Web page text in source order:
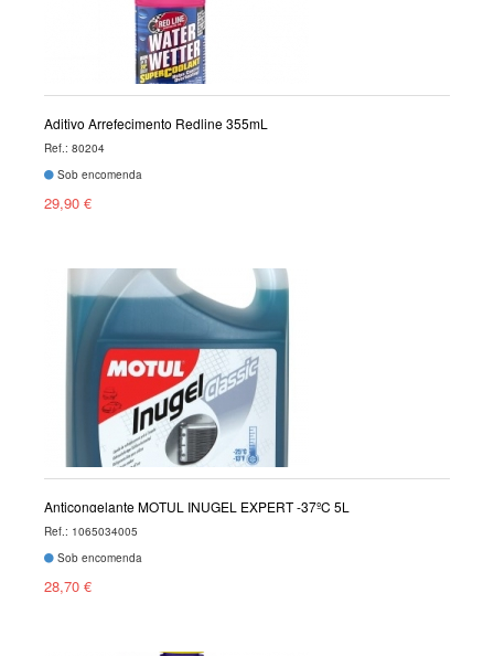
Aditivo Arrefecimento Redline 355mL
Ref.: 80204
Sob encomenda
29,90 €
Anticongelante MOTUL INUGEL EXPERT -37ºC 5L
Ref.: 1065034005
Sob encomenda
28,70 €